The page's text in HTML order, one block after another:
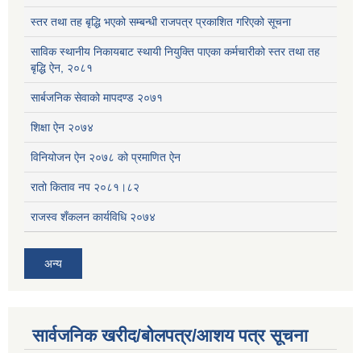
स्तर तथा तह बृद्धि भएको सम्बन्धी राजपत्र प्रकाशित गरिएको सूचना
साविक स्थानीय निकायबाट स्थायी नियुक्ति पाएका कर्मचारीको स्तर तथा तह
बृद्धि ऐन, २०८१
सार्बजनिक सेवाको मापदण्ड २०७१
शिक्षा ऐन २०७४
विनियोजन ऐन २०७८ को प्रमाणित ऐन
रातो किताव नप २०८१।८२
राजस्व शँकलन कार्यविधि २०७४
अन्य
सार्वजनिक खरीद/बोलपत्र/आशय पत्र सूचना